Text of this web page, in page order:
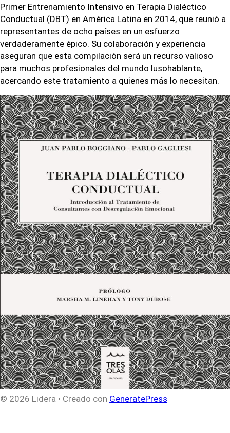
Primer Entrenamiento Intensivo en Terapia Dialéctico
Conductual (DBT) en América Latina en 2014, que reunió a
representantes de ocho países en un esfuerzo
verdaderamente épico. Su colaboración y experiencia
aseguran que esta compilación será un recurso valioso
para muchos profesionales del mundo lusohablante,
acercando este tratamiento a quienes más lo necesitan.
© 2026 Lidera • Creado con GeneratePress